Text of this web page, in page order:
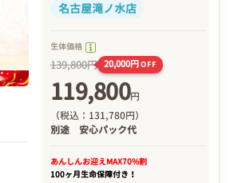
名古屋滝ノ水店
生体価格
139,800円 20,000円OFF
119,800円
（税込：131,780円）
別途 安心パック代
あんしんお迎えMAX70%割
100ヶ月生命保障付き！